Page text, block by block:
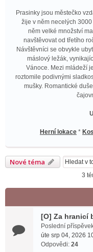
Prasinky jsou městečko
žije v něm necelých
něm velké množství
navštěvovat od třetího
Návštěvníci se obvykle
máslový ležák,
Vánoce. Mezi mládeží
roztomile podivnými
mušky. Romantické
Herní lokace *
Nové téma
3
[O] Za hranicí
Poslední
úte srp 04, 2026
Odpovědi: 24